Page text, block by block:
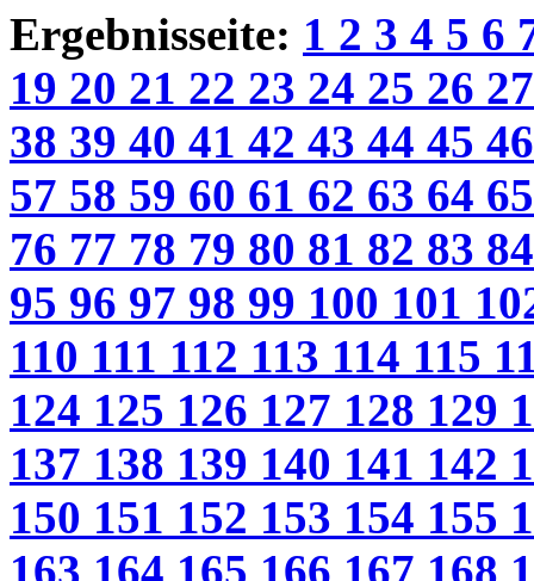
Ergebnisseite: 1 2 3 4 5 6
19 20 21 22 23 24 25 26
38 39 40 41 42 43 44 45
57 58 59 60 61 62 63 64
76 77 78 79 80 81 82 83
95 96 97 98 99 100 101
110 111 112 113 114 115
124 125 126 127 128 129
137 138 139 140 141 142
150 151 152 153 154 155